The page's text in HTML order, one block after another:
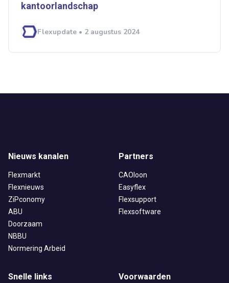
kantoorlandschap
Flexupdate • 2 augustus 2024
Nieuws kanalen
Flexmarkt
Flexnieuws
ZiPconomy
ABU
Doorzaam
NBBU
Normering Arbeid
Partners
CAOloon
Easyflex
Flexsupport
Flexsoftware
Snelle links Voorwaarden